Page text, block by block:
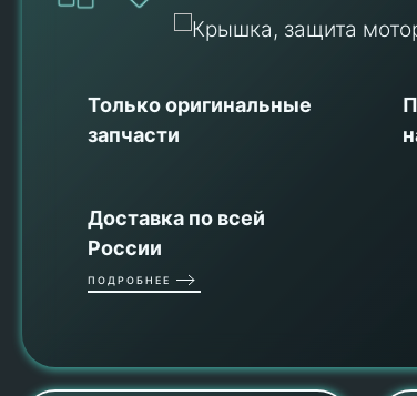
Только оригинальные
запчасти
Доставка по всей
России
ПОДРОБНЕЕ